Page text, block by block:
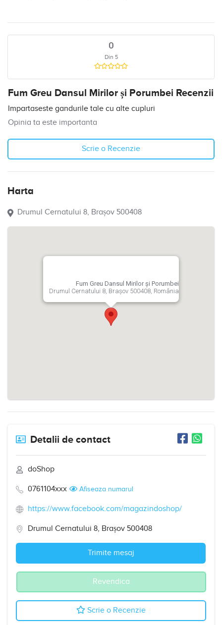
0
Din 5
Fum Greu Dansul Mirilor și Porumbei Recenzii
Impartaseste gandurile tale cu alte cupluri
Opinia ta este importanta
Scrie o Recenzie
Harta
Drumul Cernatului 8, Brașov 500408
Fum Greu Dansul Mirilor și Porumbei
Drumul Cernatului 8, Brașov 500408, România
Detalii de contact
doShop
0761104xxx Afiseaza numarul
https://www.facebook.com/magazindoshop/
Drumul Cernatului 8, Brașov 500408
Trimite mesaj
Revendica
Scrie o Recenzie